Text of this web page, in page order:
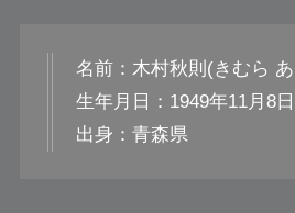
名前：木村秋則(きむら
生年月日：1949年11月8日
出身：青森県